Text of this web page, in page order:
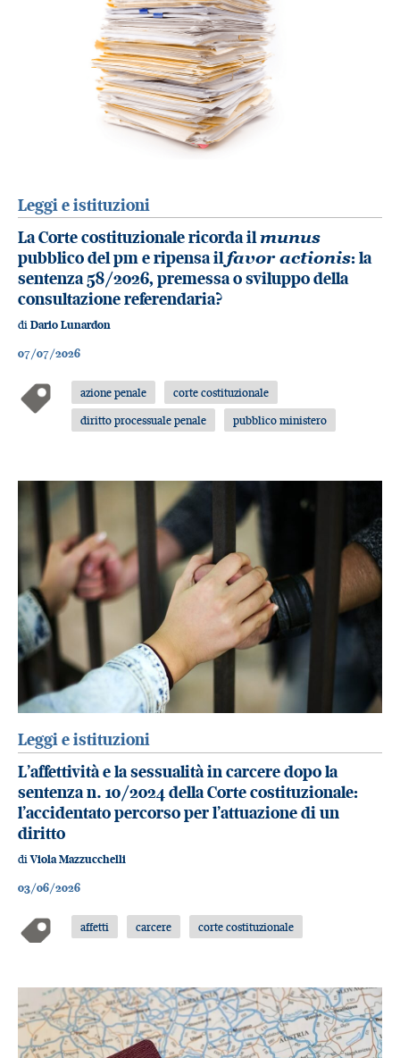
Leggi e istituzioni
La Corte costituzionale ricorda ilmunus
pubblico del pm e ripensa ilfavor actionis: la
sentenza 58/2026, premessa o sviluppo della
consultazione referendaria?
di Dario Lunardon
07/07/2026
azione penale
corte costituzionale
diritto processuale penale
pubblico ministero
Leggi e istituzioni
L’affettività e la sessualità in carcere dopo la
sentenza n. 10/2024 della Corte costituzionale:
l’accidentato percorso per l’attuazione di un
diritto
diViola Mazzucchelli
03/06/2026
affetti carcere corte costituzionale